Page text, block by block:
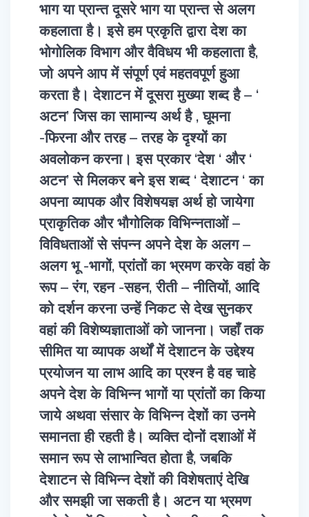
भाग या प्रान्त दूसरे भाग या प्रान्त से अलग
कहलाता है। इसे हम प्रकृति द्वारा देश का
भोगोलिक विभाग और वैविधय भी कहलाता है,
जो अपने आप में संपूर्ण एवं महतवपूर्ण हुआ
करता है। देशाटन में दूसरा मुख्या शब्द है – ‘
अटन’ जिस का सामान्य अर्थ है , घूमना
-फिरना और तरह – तरह के दृश्यों का
अवलोकन करना। इस प्रकार ‘देश ‘ और ‘
अटन’ से मिलकर बने इस शब्द ‘ देशाटन ‘ का
अपना व्यापक और विशेषयज्ञ अर्थ हो जायेगा
प्राकृतिक और भौगोलिक विभिन्नताओं –
विविधताओं से संपन्न अपने देश के अलग –
अलग भू -भागों, प्रांतों का भ्रमण करके वहां के
रूप – रंग, रहन -सहन, रीती – नीतियों, आदि
को दर्शन करना उन्हें निकट से देख सुनकर
वहां की विशेष्यज्ञाताओं को जानना। जहाँ तक
सीमित या व्यापक अर्थों में देशाटन के उद्देश्य
प्रयोजन या लाभ आदि का प्रश्न है वह चाहे
अपने देश के विभिन्न भागों या प्रांतों का किया
जाये अथवा संसार के विभिन्न देशों का उनमे
समानता ही रहती है। व्यक्ति दोनों दशाओं में
समान रूप से लाभान्वित होता है, जबकि
देशाटन से विभिन्न देशों की विशेषताएं देखि
और समझी जा सकती है। अटन या भ्रमण